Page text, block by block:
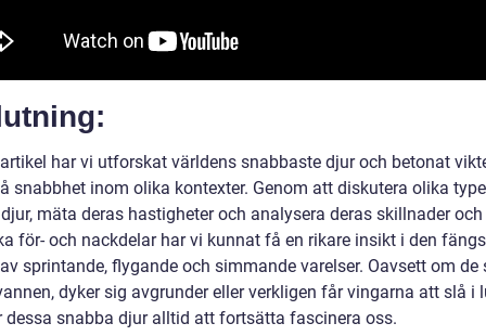
har vi utforskat världens snabbaste djur och betonat
snabbhet inom olika kontexter. Genom att diskutera olika
mäta deras hastigheter och analysera deras skillnader och
för- och nackdelar har vi kunnat få en rikare insikt i den
sprintande, flygande och simmande varelser. Oavsett om de
dyker sig avgrunder eller verkligen får vingarna att slå i
dessa snabba djur alltid att fortsätta fascinera oss.